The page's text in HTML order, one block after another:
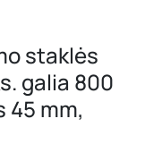
staklės
galia 800
45 mm,